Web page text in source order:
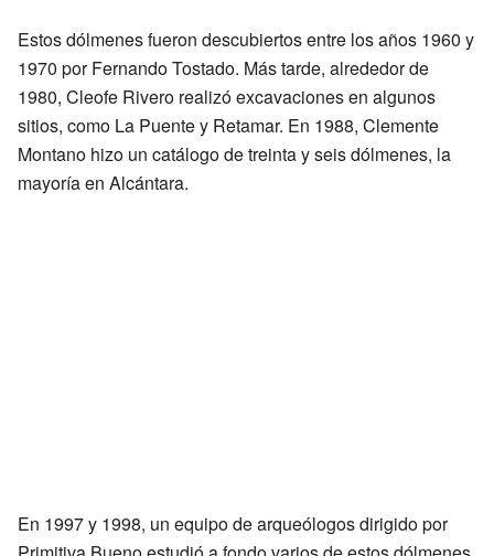
Estos dólmenes fueron descubiertos entre los años 1960 y
1970 por Fernando Tostado. Más tarde, alrededor de
1980, Cleofe Rivero realizó excavaciones en algunos
sitios, como La Puente y Retamar. En 1988, Clemente
Montano hizo un catálogo de treinta y seis dólmenes, la
mayoría en Alcántara.
En 1997 y 1998, un equipo de arqueólogos dirigido por